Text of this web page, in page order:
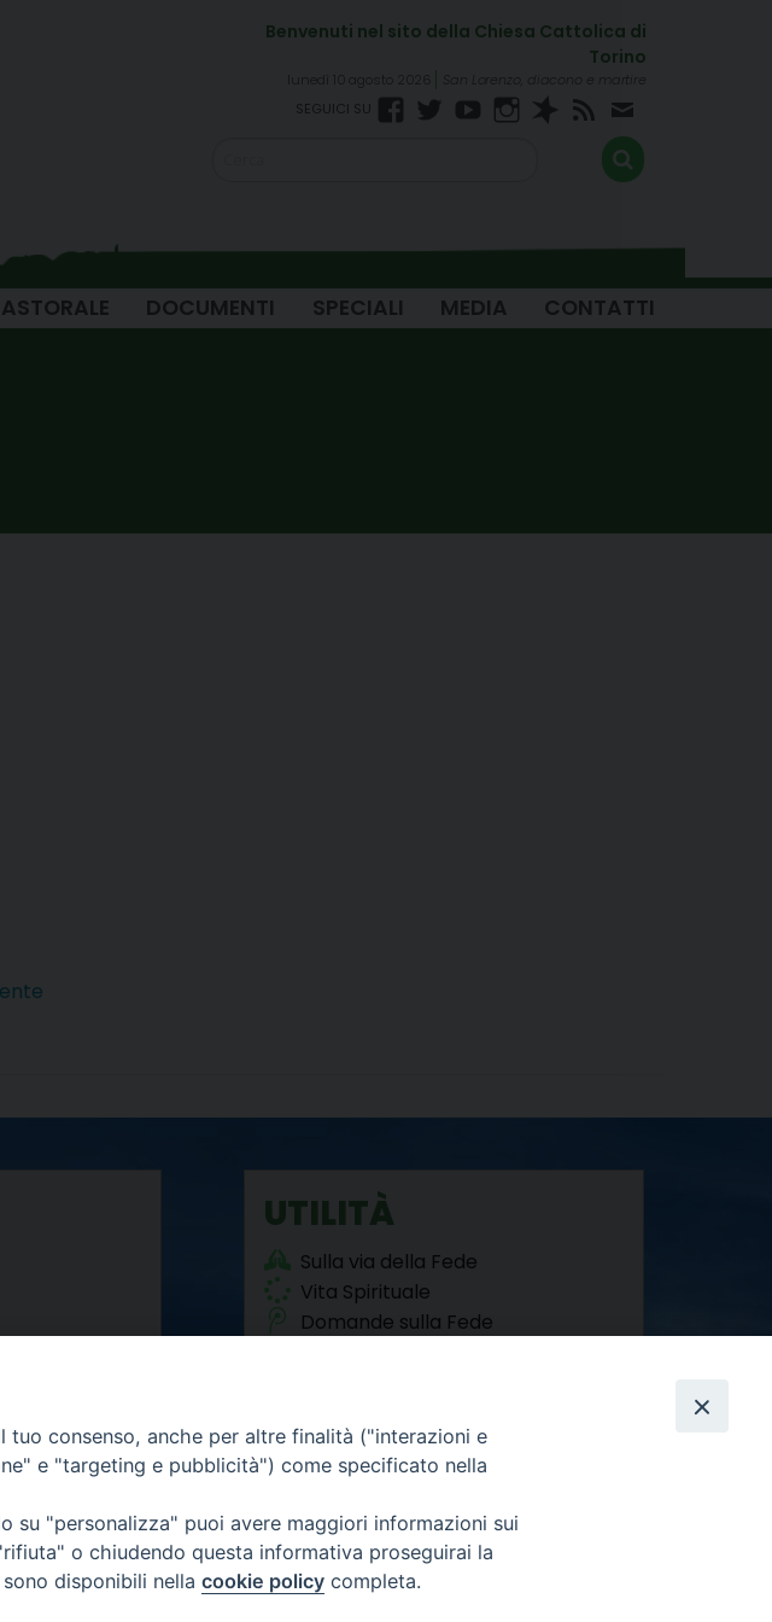
lunedì 10 agosto 2026
Facebook
TwitterYouTubeInstagram
Spreaker
RSS
FEED
Newsletter
DOCUMENTI SPECIALI MEDIA CONTATTI
UTILITÀ
Sulla via della Fede
Vita Spirituale
Domande sulla Fede
Facebook
TwitterYouTube
consenso, anche per altre finalità ("interazioni e
e "targeting e pubblicità") come specificato nella
su "personalizza" puoi avere maggiori informazioni sui
o chiudendo questa informativa proseguirai la
disponibili nella cookie policy completa.